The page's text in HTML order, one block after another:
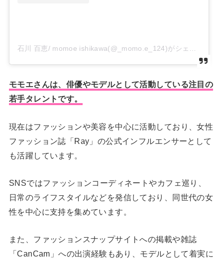
モモエさんは、俳優やモデルとして活動している注目の
若手タレントです。
現在はファッションや美容を中心に活動しており、女性
ファッション誌「Ray」の公式インフルエンサーとして
も活躍しています。
SNSではファッションコーディネートやカフェ巡り、
日常のライフスタイルなどを発信しており、同世代の女
性を中心に支持を集めています。
また、ファッションスナップサイトへの掲載や雑誌
「CanCam」への出演経験もあり、モデルとして着実に